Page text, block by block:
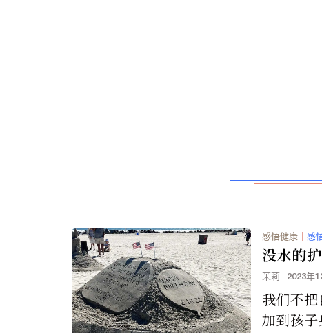
感悟健康 ｜ 感
没水的
茉莉 2023年
我们不
加到孩